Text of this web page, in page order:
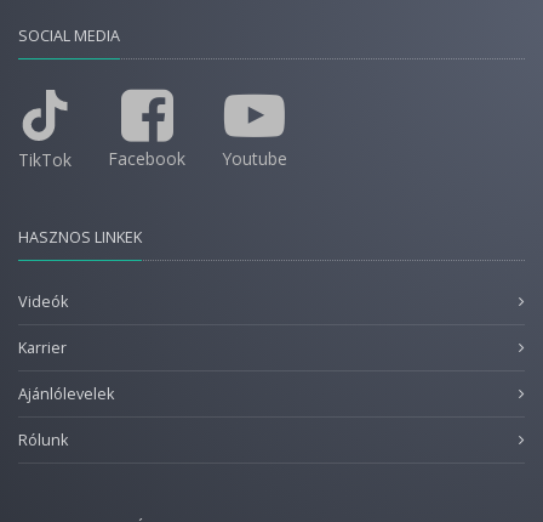
SOCIAL MEDIA
TikTok Facebook Youtube
HASZNOS LINKEK
Videók
Karrier
Ajánlólevelek
Rólunk